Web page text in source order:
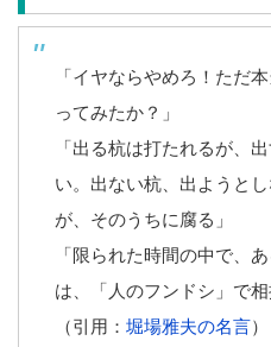
「イヤならやめろ！ただ
ってみたか？」
「出る杭は打たれるが、
い。出ない杭、出ようと
が、そのうちに腐る」
「限られた時間の中で、
は、「人のフンドシ」で相
（引用： 堀場雅夫の名言）